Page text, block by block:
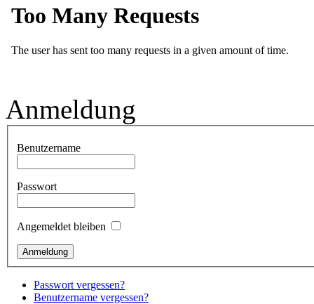
Anmeldung
Benutzername
Passwort
Angemeldet bleiben
Passwort vergessen?
Benutzername vergessen?